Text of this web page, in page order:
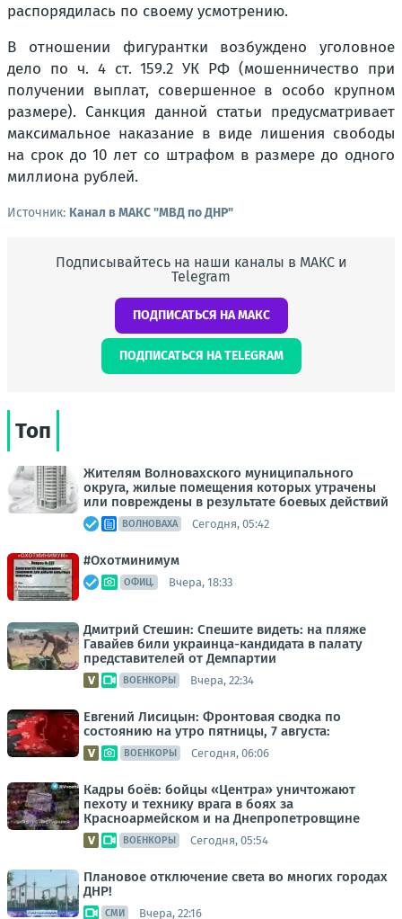
распорядилась по своему усмотрению.
В отношении фигурантки возбуждено уголовное
дело по ч. 4 ст. 159.2 УК РФ (мошенничество при
получении выплат, совершенное в особо крупном
размере). Санкция данной статьи предусматривает
максимальное наказание в виде лишения свободы
на срок до 10 лет со штрафом в размере до одного
миллиона рублей.
Источник: Канал в МАКС "МВД по ДНР"
Подписывайтесь на наши каналы в МАКС и
Telegram
ПОДПИСАТЬСЯ НА МАКС
ПОДПИСАТЬСЯ НА TELEGRAM
Топ
Жителям Волновахского муниципального
округа, жилые помещения которых утрачены
или повреждены в результате боевых действий
ВОЛНОВАХА Сегодня, 05:42
#Охотминимум
ОФИЦ. Вчера, 18:33
Дмитрий Стешин: Спешите видеть: на пляже
Гавайев били украинца-кандидата в палату
представителей от Демпартии
ВОЕНКОРЫ Вчера, 22:34
Евгений Лисицын: Фронтовая сводка по
состоянию на утро пятницы, 7 августа:
ВОЕНКОРЫ Сегодня, 06:06
Кадры боёв: бойцы «Центра» уничтожают
пехоту и технику врага в боях за
Красноармейском и на Днепропетровщине
ВОЕНКОРЫ Сегодня, 05:54
Плановое отключение света во многих городах
ДНР!
СМИ Вчера, 22:16